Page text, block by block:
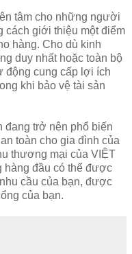
tâm cho những người
cách giới thiệu một điểm
hàng. Cho dù kinh
duy nhất hoặc toàn bộ
động cung cấp lợi ích
khi bảo vệ tài sản
đang trở nên phổ biến
toàn cho gia đình của
thương mại của VIỆT
hàng đầu có thể được
cầu của bạn, được
của bạn.